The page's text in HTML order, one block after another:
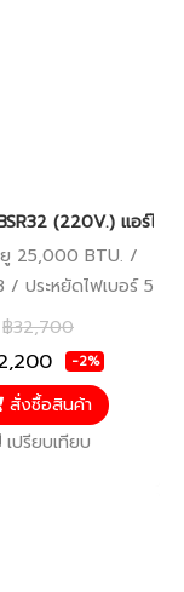
Round Flow เครื่อ
(220V.) แอร์ไ
25,000 BTU. /
/ ประหยัดไฟเบอร์ 5
2553 / รับประกัน
ซอร์ 5 ปี อะไหล่อื่นๆ
฿32,700
-2%
สั่งซื้อสินค้า
เปรียบเทียบ